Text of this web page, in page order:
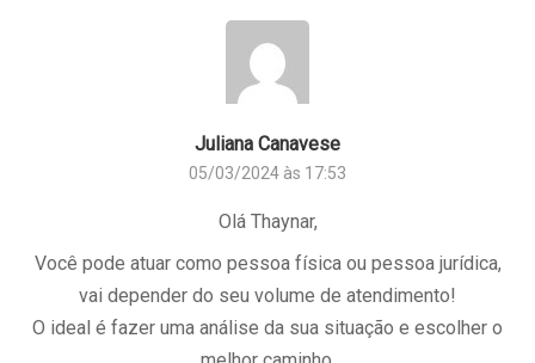
Juliana Canavese
05/03/2024 às 17:53
Olá Thaynar,
Você pode atuar como pessoa física ou pessoa jurídica,
vai depender do seu volume de atendimento!
O ideal é fazer uma análise da sua situação e escolher o